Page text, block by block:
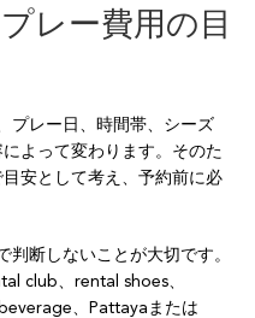
レー費用の目
プレー日、時間帯、シーズ
よって変わります。そのた
安として考え、予約前に必
断しないことが大切です。
club、rental shoes、
、Pattayaまたは